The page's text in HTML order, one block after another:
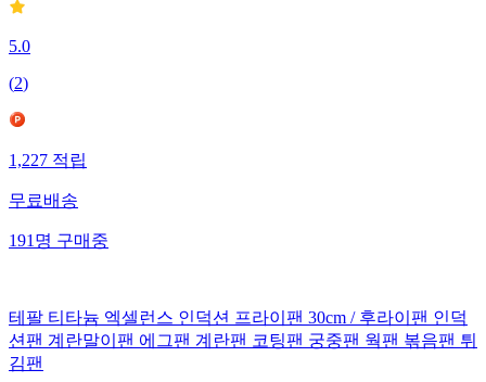
5.0
(2)
1,227 적립
무료배송
191 명 구매중
테팔 티타늄 엑셀런스 인덕션 프라이팬 30cm / 후라이팬 인덕
션팬 계란말이팬 에그팬 계란팬 코팅팬 궁중팬 웍팬 볶음팬 튀
김팬